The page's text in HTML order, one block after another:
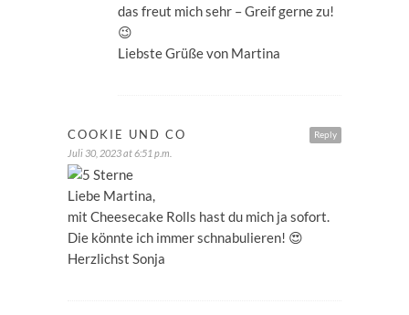
das freut mich sehr – Greif gerne zu!
😉
Liebste Grüße von Martina
Reply
COOKIE UND CO
Juli 30, 2023 at 6:51 p.m.
Liebe Martina,
mit Cheesecake Rolls hast du mich ja sofort.
Die könnte ich immer schnabulieren! 😍
Herzlichst Sonja